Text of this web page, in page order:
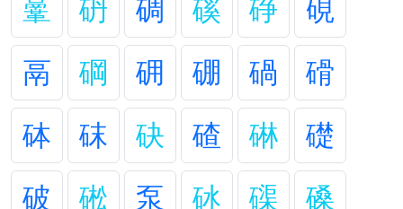
鞷
砃 碉 磎 碀
硯
鬲
碙 砽 硼 碢
磆
砵
砞 砄 碴 碄
礎
破
硹 泵 砅 磲
磉